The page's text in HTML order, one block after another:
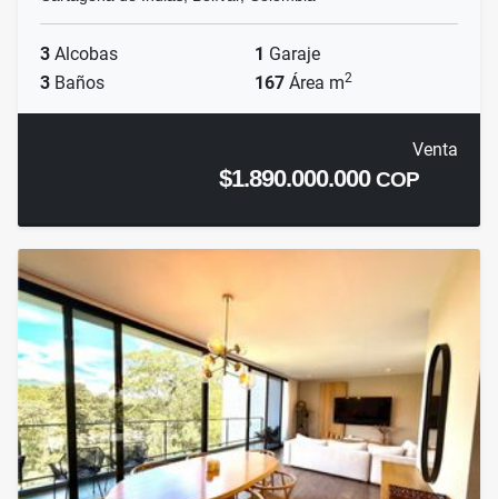
3 Alcobas 1 Garaje
3 Baños 167 Área m2
Venta
$1.890.000.000COP